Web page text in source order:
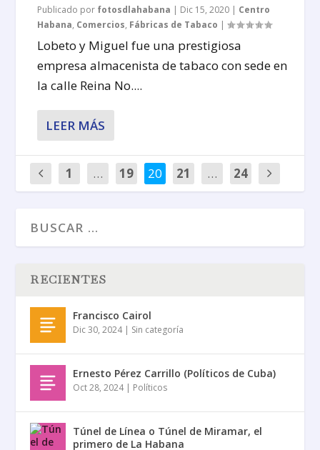
Publicado por fotosdlahabana | Dic 15, 2020 | Centro
Habana, Comercios, Fábricas de Tabaco |
Lobeto y Miguel fue una prestigiosa
empresa almacenista de tabaco con sede en
la calle Reina No....
LEER MÁS
1 … 19 20 21 … 24
RECIENTES
Francisco Cairol
Dic 30, 2024| Sin categoría
Ernesto Pérez Carrillo (Políticos de Cuba)
Oct 28, 2024| Políticos
Túnel de Línea o Túnel de Miramar, el
primero de La Habana